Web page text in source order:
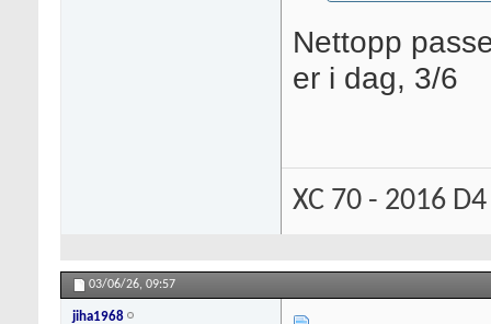
Nettopp
er i dag, 3/6
XC 70 - 2016
03/06/26, 09:57
jiha1968